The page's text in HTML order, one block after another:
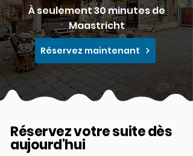
À seulement 30 minutes de
Maastricht
Réservez maintenant
Réservez votre suite dès
aujourd'hui